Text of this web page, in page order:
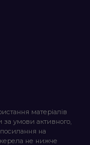
матеріалів
за умови активного,
на
не нижче